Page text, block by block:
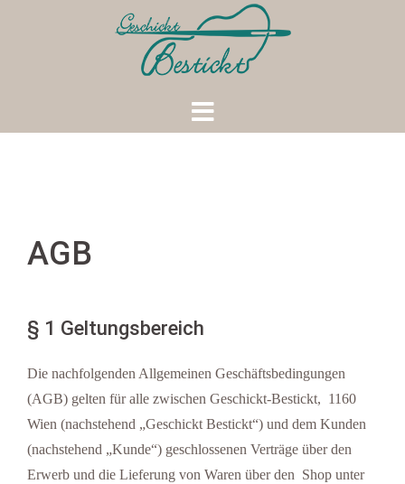
AGB
§ 1 Geltungsbereich
Die nachfolgenden Allgemeinen Geschäftsbedingungen
(AGB) gelten für alle zwischen Geschickt-Bestickt, 1160
Wien (nachstehend „Geschickt Bestickt“) und dem Kunden
(nachstehend „Kunde“) geschlossenen Verträge über den
Erwerb und die Lieferung von Waren über den Shop unter